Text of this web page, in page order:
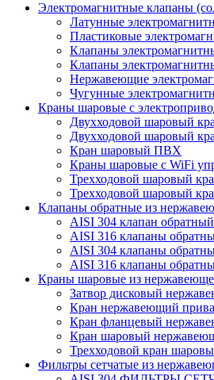
Электромагнитные клапаны
Латунные
Пластиковые
Клапаны
Клапаны
Нержавеющие
Чугунные
Краны шаровые с
Двухходовой шаровый
Двухходовой шаровый
Кран шаровый ПВХ
Краны шаровые с WiFi
Трехходовой шаровый
Трехходовой шаровый
Клапаны обратные из
AISI 304 клапан
AISI 316 клапаны
AISI 304 клапаны
AISI 316 клапаны
Краны шаровые из
Затвор дисковый
Кран нержавеющий
Кран фланцевый
Кран шаровый
Трехходовой кран
Фильтры сетчатые из